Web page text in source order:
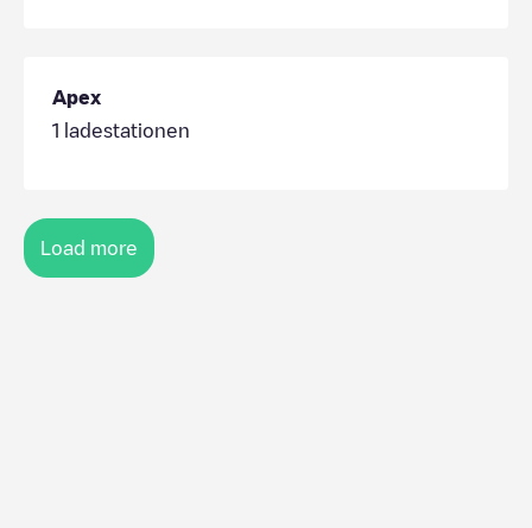
Apex
1
ladestationen
Load more